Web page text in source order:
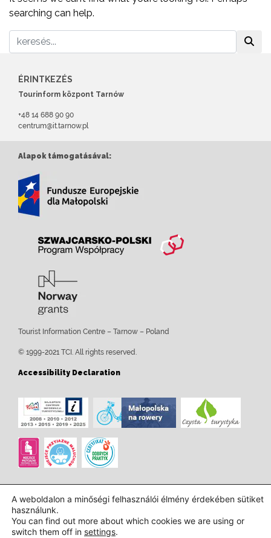
searching can help.
ÉRINTKEZÉS
Tourinform központ Tarnów
+48 14 688 90 90
centrum@it.tarnow.pl
Alapok támogatásával:
Tourist Information Centre – Tarnow – Poland
© 1999-2021 TCI. All rights reserved.
Accessibility Declaration
Tervezés és kivitelezés:InTechHouse.com
A weboldalon a minőségi felhasználói élmény érdekében sütiket
használunk.
You can find out more about which cookies we are using or
switch them off in settings.